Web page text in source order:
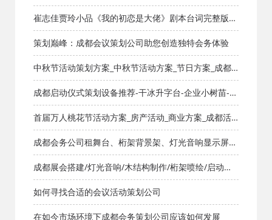
矮柜 货架展架货柜
崔志佳贾玲小品《我的初恋是大佬》剧本台词完整版_
小品剧本库_知识库_成都活动公司网_策划网_方案网_文
案网_文档网
策划巅峰：成都会议策划公司助您创造独特会务体验
中秋节活动策划方案_中秋节活动方案_节日方案_成都
活动公司网_策划网_方案网_文案网_文档网
成都启动仪式策划设备推荐-干冰升字台-企业小树苗-签
约启动仪式装置设备道具租赁 - 成都活动策划公司
首届万人桃花节活动方案_房产活动_商业方案_成都活
动公司网_策划网_方案网_文案网_文档网
成都会务公司租舞台、桁架背景架、灯光音响显示屏，
帐篷，桌椅
成都展会搭建/灯光音响/木结构制作/桁架喷绘/启动道
具
如何寻找合适的会议活动策划公司
在如今市场环境下成都会务策划公司应该如何发展